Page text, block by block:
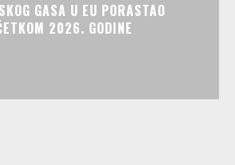
GASA U EU PORASTAO
2026. GODINE